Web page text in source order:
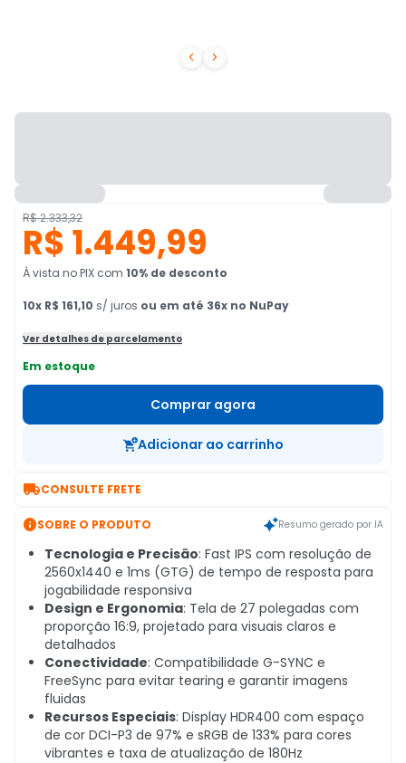
 
R$ 2.333,32
R$ 1.449,99
À vista no PIX com 10% de desconto
10x R$ 161,10 s/ juros ou em até 36x no NuPay
Ver detalhes de parcelamento
Em estoque
Comprar agora
Adicionar ao carrinho
CONSULTE FRETE
SOBRE O PRODUTO Resumo gerado por IA
Tecnologia e Precisão: Fast IPS com resolução de
2560x1440 e 1ms (GTG) de tempo de resposta para
jogabilidade responsiva
Design e Ergonomia: Tela de 27 polegadas com
proporção 16:9, projetado para visuais claros e
detalhados
Conectividade: Compatibilidade G-SYNC e
FreeSync para evitar tearing e garantir imagens
fluidas
Recursos Especiais: Display HDR400 com espaço
de cor DCI-P3 de 97% e sRGB de 133% para cores
vibrantes e taxa de atualização de 180Hz